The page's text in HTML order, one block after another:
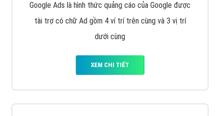
Google Ads là hình thức quảng cáo của Google được
tài trợ có chữ Ad gồm 4 ví trí trên cùng và 3 vị trí
dưới cùng
XEM CHI TIẾT